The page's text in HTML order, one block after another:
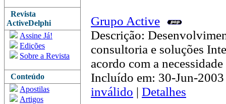
Revista
ActiveDelphi
Assine Já!
Edições
Sobre a Revista
Conteúdo
Apostilas
Artigos
Grupo Active
Descrição:
consultoria e soluções
acordo com a
Incluído em: 30-Jun-
inválido | Detalhes